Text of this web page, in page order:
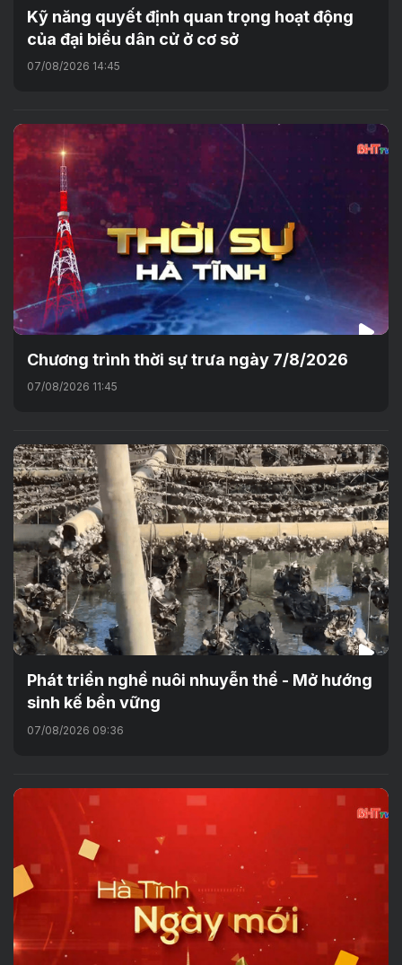
Kỹ năng quyết định quan trọng hoạt động
của đại biểu dân cử ở cơ sở
07/08/2026 14:45
Chương trình thời sự trưa ngày 7/8/2026
07/08/2026 11:45
Phát triển nghề nuôi nhuyễn thể - Mở hướng
sinh kế bền vững
07/08/2026 09:36